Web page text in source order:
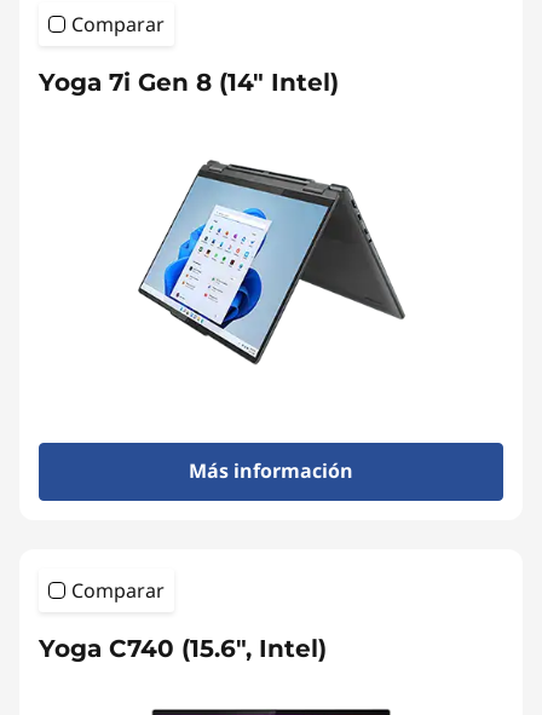
Comparar
Yoga 7i Gen 8 (14" Intel)
Más información
Comparar
Yoga C740 (15.6", Intel)